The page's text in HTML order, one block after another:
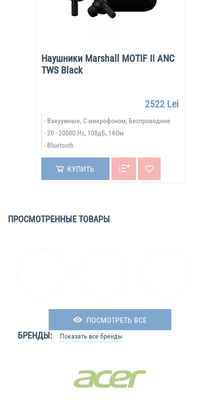
Наушники Marshall MOTIF II ANC
TWS Black
2522 Lei
Вакуумные, С микрофоном, Беспроводное
20 - 20000 Hz, 108дБ, 16Ом
Bluetooth
КУПИТЬ
ПРОСМОТРЕННЫЕ ТОВАРЫ
ПОСМОТРЕТЬ ВСЕ
БРЕНДЫ: Показать все бренды